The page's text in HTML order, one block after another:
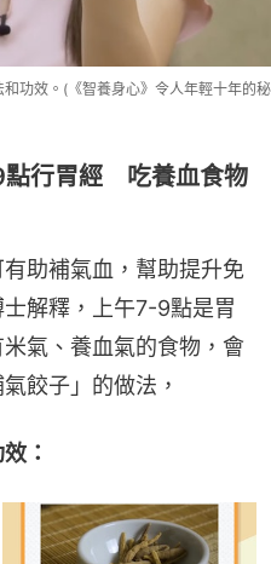
功效。(《智養身心》令人年輕十年的秘
點行胃經 吃養血食物
助補氣血，幫助提升免
解釋，上午7-9點是胃
氣、養血氣的食物，會
餃子」的做法，
：